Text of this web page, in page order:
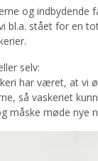
og
stået for en
selv:
har været, at vi
så vaskeriet
måske møde nye